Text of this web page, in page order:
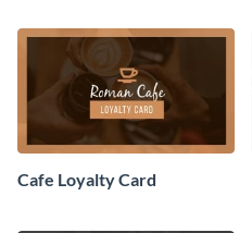
Cafe Loyalty Card